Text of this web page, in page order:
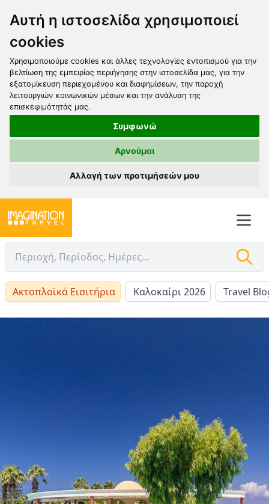
Αυτή η ιστοσελίδα χρησιμοποιεί
cookies
Χρησιμοποιούμε cookies και άλλες τεχνολογίες εντοπισμού για την
βελτίωση της εμπειρίας περιήγησης στην ιστοσελίδα μας, για την
εξατομίκευση περιεχομένου και διαφημίσεων, την παροχή
λειτουργιών κοινωνικών μέσων και την ανάλυση της
επισκεψιμότητάς μας.
Συμφωνώ
Αρνούμαι
Αλλαγή των προτιμήσεών μου
Ακτοπλοϊκά Εισιτήρια Καλοκαίρι 2026 Travel